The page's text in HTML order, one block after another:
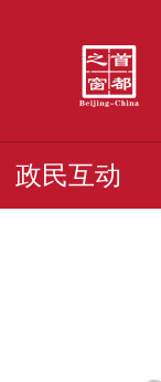
政民互动